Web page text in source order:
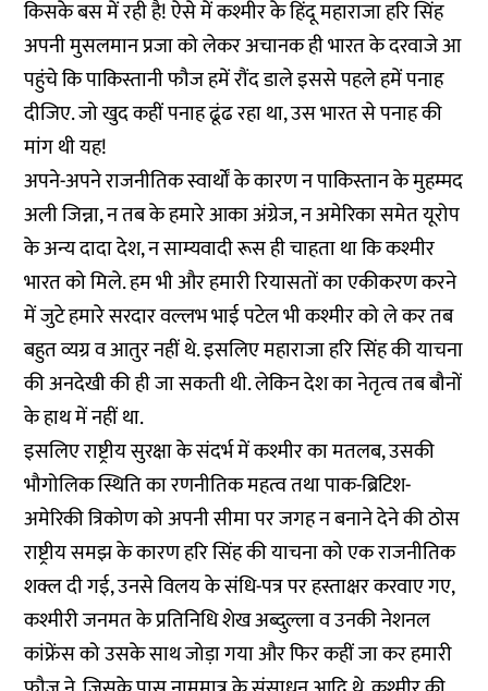
किसके बस में रही है! ऐसे में कश्मीर के हिंदू महाराजा हरि सिंह
अपनी मुसलमान प्रजा को लेकर अचानक ही भारत के दरवाजे आ
पहुंचे कि पाकिस्तानी फौज हमें रौंद डाले इससे पहले हमें पनाह
दीजिए. जो खुद कहीं पनाह ढूंढ रहा था, उस भारत से पनाह की
मांग थी यह!
अपने-अपने राजनीतिक स्वार्थों के कारण न पाकिस्तान के मुहम्मद
अली जिन्ना, न तब के हमारे आका अंग्रेज, न अमेरिका समेत यूरोप
के अन्य दादा देश, न साम्यवादी रूस ही चाहता था कि कश्मीर
भारत को मिले. हम भी और हमारी रियासतों का एकीकरण करने
में जुटे हमारे सरदार वल्लभ भाई पटेल भी कश्मीर को ले कर तब
बहुत व्यग्र व आतुर नहीं थे. इसलिए महाराजा हरि सिंह की याचना
की अनदेखी की ही जा सकती थी. लेकिन देश का नेतृत्व तब बौनों
के हाथ में नहीं था.
इसलिए राष्ट्रीय सुरक्षा के संदर्भ में कश्मीर का मतलब, उसकी
भौगोलिक स्थिति का रणनीतिक महत्व तथा पाक-ब्रिटिश-
अमेरिकी त्रिकोण को अपनी सीमा पर जगह न बनाने देने की ठोस
राष्ट्रीय समझ के कारण हरि सिंह की याचना को एक राजनीतिक
शक्ल दी गई, उनसे विलय के संधि-पत्र पर हस्ताक्षर करवाए गए,
कश्मीरी जनमत के प्रतिनिधि शेख अब्दुल्ला व उनकी नेशनल
कांफ्रेंस को उसके साथ जोड़ा गया और फिर कहीं जा कर हमारी